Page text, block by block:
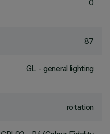
0
87
GL - general lighting
rotation